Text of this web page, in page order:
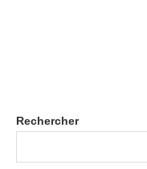
Rechercher